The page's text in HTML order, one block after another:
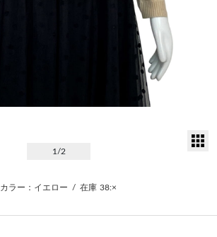
1 /2
カラー：イエロー / 在庫 38:×